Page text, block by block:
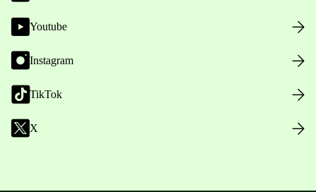
Youtube
Instagram
TikTok
X